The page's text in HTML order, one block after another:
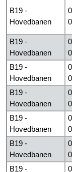
B19 -
Hovedbanen
B19 -
Hovedbanen
B19 -
Hovedbanen
B19 -
Hovedbanen
B19 -
Hovedbanen
B19 -
Hovedbanen
B19 -